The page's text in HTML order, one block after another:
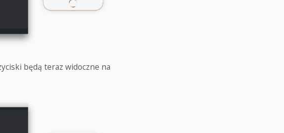
będą teraz widoczne na